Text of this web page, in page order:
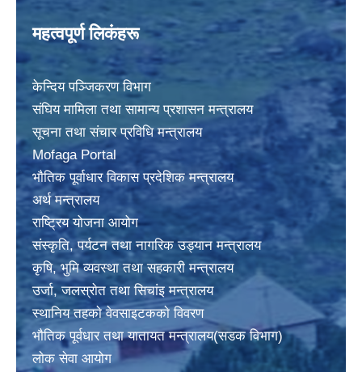
महत्वपूर्ण लिकंहरू
केन्दिय पञ्जिकरण विभाग
संघिय मामिला तथा सामान्य प्रशासन मन्त्रालय
सूचना तथा संचार प्रविधि मन्त्रालय
Mofaga Portal
भाैतिक पूर्वाधार विकास प्रदेशिक मन्त्रालय
अर्थ मन्त्रालय
राष्ट्रिय योजना आयोग
संस्कृति, पर्यटन तथा नागरिक उड्यान मन्त्रालय
कृषि, भुमि व्यवस्था तथा सहकारी मन्त्रालय
उर्जा, जलस्राेत तथा सिचांइ मन्त्रालय
स्थानिय तहकाे वेवसाइटककाे विवरण
भाैतिक पूर्वधार तथा यातायत मन्त्रालय(सडक विभाग)
लाेक सेवा आयोग